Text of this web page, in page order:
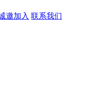
邀加入 联系我们